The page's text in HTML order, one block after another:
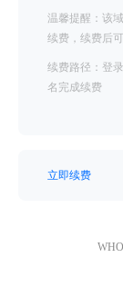
温馨提醒：该
续费，续费后
续费路径：登
名完成续费
立即续费